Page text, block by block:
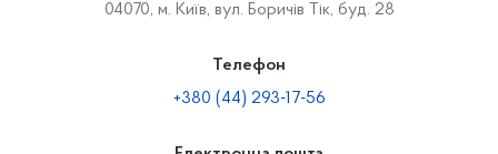
04070, м. Київ, вул. Боричів Тік, буд. 28
Телефон
+380 (44) 293-17-56